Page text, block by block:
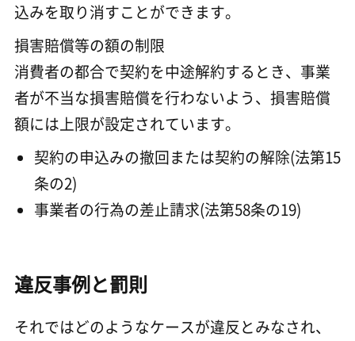
込みを取り消すことができます。
損害賠償等の額の制限
消費者の都合で契約を中途解約するとき、事業
者が不当な損害賠償を行わないよう、損害賠償
額には上限が設定されています。
契約の申込みの撤回または契約の解除(法第15
条の2)
事業者の行為の差止請求(法第58条の19)
違反事例と罰則
それではどのようなケースが違反とみなされ、